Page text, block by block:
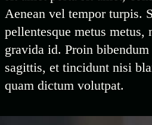
Aenean vel tempor turpis.
pellentesque metus metus,
gravida id. Proin
sagittis, et tincidunt nisi
quam dictum volutpat.